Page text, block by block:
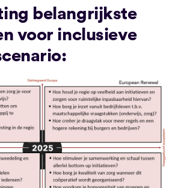
belangrijkste
voor inclusieve